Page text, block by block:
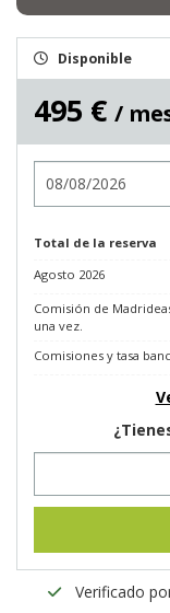
Disponible
495 € /
Total de la reserva
Agosto 2026
Comisión de
una vez.
Comisiones y tasa
Verificado